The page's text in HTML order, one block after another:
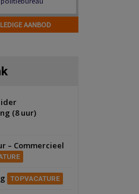
Hilversum
VoormaligAANBOD
(8 uur)
– Commercieel
TOPVACATURE